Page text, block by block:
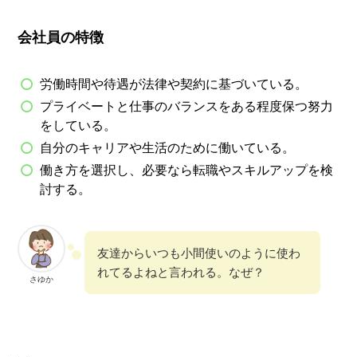
会社員の特徴
労働時間や待遇が法律や契約に基づいている。
プライベートと仕事のバランスをある程度保つ努力
をしている。
自分のキャリアや生活のために働いている。
働き方を選択し、必要なら転職やスキルアップを検
討する。
さゆか
友達からいつも小間使いのように使わ
れてるよねと言われる。なぜ？